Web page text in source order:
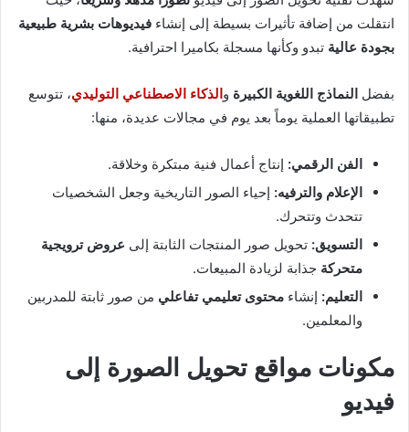
انتقلت من إضافة تأثيرات بسيطة إلى إنشاء فيديوهات بشرية طبيعية
بجودة عالية تبدو وكأنها مسجلة بكاميرا احترافية.
بفضل النماذج اللغوية الكبيرة والذكاء الاصطناعي التوليدي، تتوسع
تطبيقاتها العملية يوماً بعد يوم في مجالات عديدة، منها:
الفن الرقمي: إنتاج أعمال فنية مبتكرة وخلاقة.
الإعلام والترفيه: إحياء الصور التاريخية وجعل الشخصيات
تتحدث وتتحرك.
التسويق: تحويل صور المنتجات الثابتة إلى عروض ترويجية
متحركة جذابة لزيادة المبيعات.
التعليم: إنشاء محتوى تعليمي تفاعلي من صور ثابتة للمدربين
والمعلمين.
مكونات مواقع تحويل الصورة إلى
فيديو